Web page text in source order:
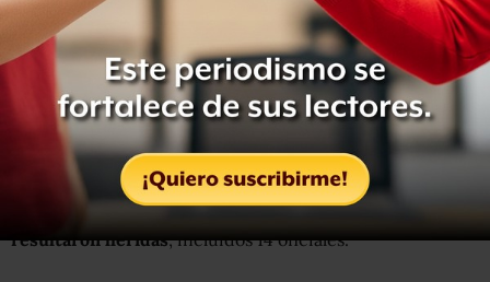
Arrestadas, 47 personas
Un total de 47 personas han sido arrestadas por los actos
de violencia registrados en Egipto, informó la televisora
árabe Al Arabiya.
El ministro egipcio del Interior, Mohamed Ibrahim,
confirmó que el número de muertos aumentó a 74 y que
entre ellos hay un policía, mientras que
248 personas
resultaron heridas, incluidos 14 oficiales.